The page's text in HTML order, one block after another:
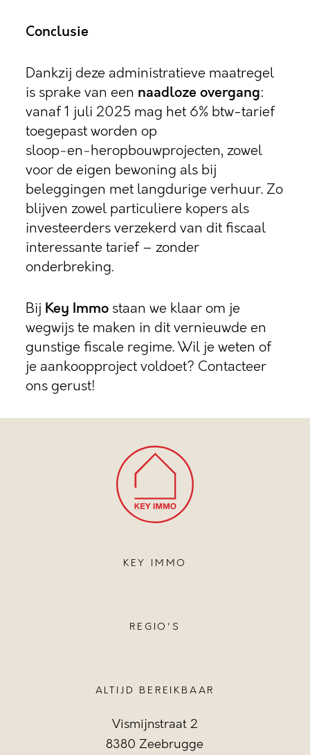
Conclusie
Dankzij deze administratieve maatregel
is sprake van een naadloze overgang:
vanaf 1 juli 2025 mag het 6% btw-tarief
toegepast worden op
sloop‑en‑heropbouwprojecten, zowel
voor de eigen bewoning als bij
beleggingen met langdurige verhuur. Zo
blijven zowel particuliere kopers als
investeerders verzekerd van dit fiscaal
interessante tarief – zonder
onderbreking.
Bij Key Immo staan we klaar om je
wegwijs te maken in dit vernieuwde en
gunstige fiscale regime. Wil je weten of
je aankoopproject voldoet? Contacteer
ons gerust!
KEY IMMO
REGIO'S
ALTIJD BEREIKBAAR
Vismijnstraat 2
8380 Zeebrugge